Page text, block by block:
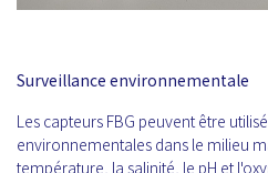
Surveillance environnementale
Les capteurs FBG peuvent être
environnementales dans le milieu
température, la salinité, le pH et